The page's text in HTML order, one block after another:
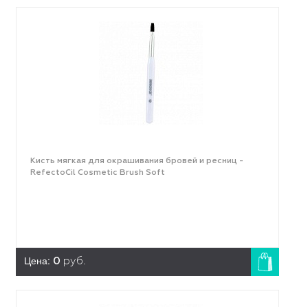
Кисть мягкая для окрашивания бровей и ресниц -
RefectoCil Cosmetic Brush Soft
Цена: 0 руб.